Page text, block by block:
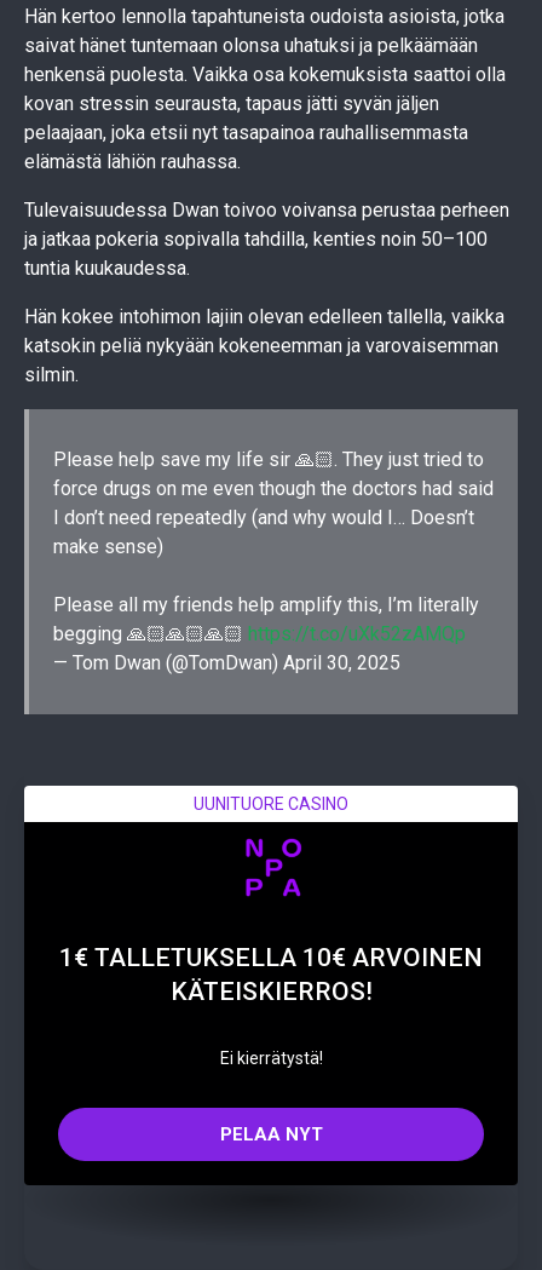
Hän kertoo lennolla tapahtuneista oudoista asioista, jotka
saivat hänet tuntemaan olonsa uhatuksi ja pelkäämään
henkensä puolesta. Vaikka osa kokemuksista saattoi olla
kovan stressin seurausta, tapaus jätti syvän jäljen
pelaajaan, joka etsii nyt tasapainoa rauhallisemmasta
elämästä lähiön rauhassa.
Tulevaisuudessa Dwan toivoo voivansa perustaa perheen
ja jatkaa pokeria sopivalla tahdilla, kenties noin 50–100
tuntia kuukaudessa.
Hän kokee intohimon lajiin olevan edelleen tallella, vaikka
katsokin peliä nykyään kokeneemman ja varovaisemman
silmin.
Please help save my life sir 🙏🏻. They just tried to
force drugs on me even though the doctors had said
I don’t need repeatedly (and why would I… Doesn’t
make sense)
Please all my friends help amplify this, I’m literally
begging 🙏🏻🙏🏻🙏🏻 https://t.co/uXk52zAMQp
— Tom Dwan (@TomDwan) April 30, 2025
UUNITUORE CASINO
1€ TALLETUKSELLA 10€ ARVOINEN
KÄTEISKIERROS!
Ei kierrätystä!
PELAA NYT